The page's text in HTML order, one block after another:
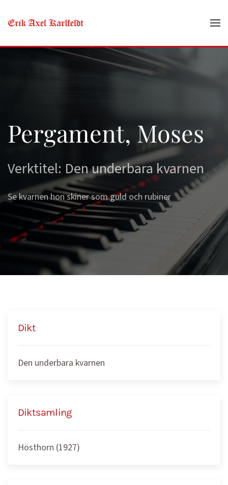
Skip to main content
Pergament, Moses
Verktitel: Den underbara kvarnen
Se kvarnen hon skiner som guld och rubiner
Dikt
Den underbara kvarnen
Diktsamling
Hösthorn (1927)